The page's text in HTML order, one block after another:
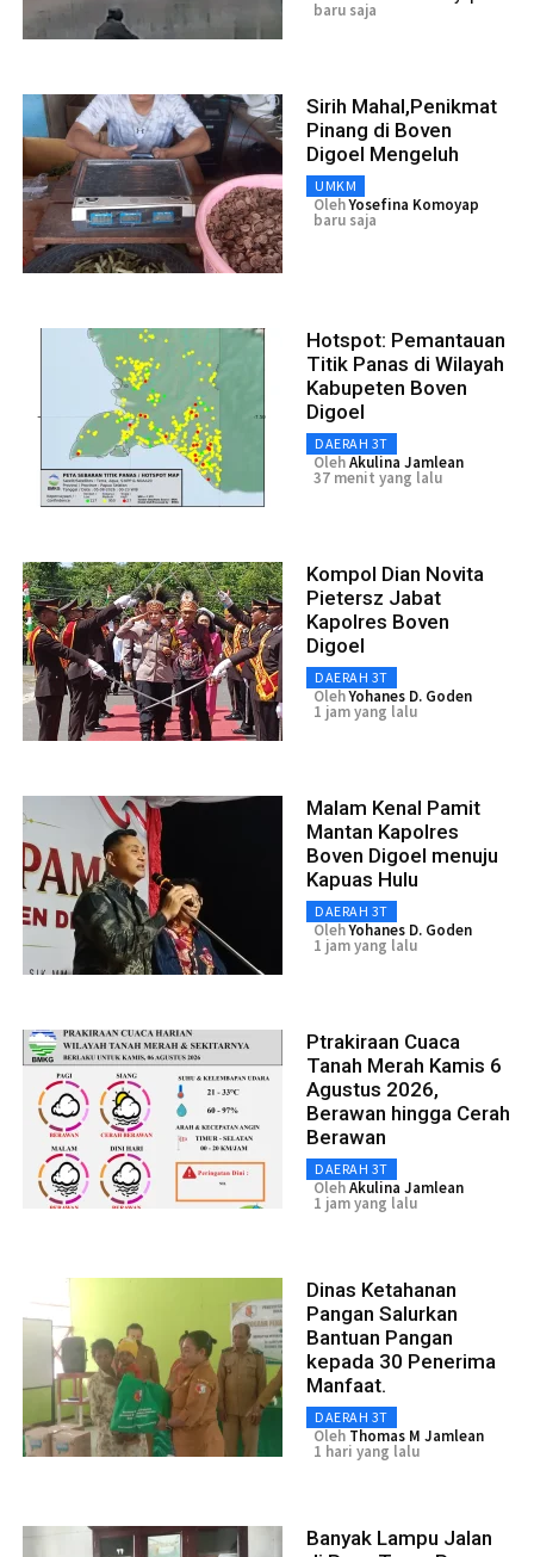
baru saja
Sirih Mahal,Penikmat
Pinang di Boven
Digoel Mengeluh
UMKM
OlehYosefina Komoyap
baru saja
Hotspot: Pemantauan
Titik Panas di Wilayah
Kabupeten Boven
Digoel
DAERAH 3T
OlehAkulina Jamlean
37 menit yang lalu
Kompol Dian Novita
Pietersz Jabat
Kapolres Boven
Digoel
DAERAH 3T
OlehYohanes D. Goden
1 jam yang lalu
Malam Kenal Pamit
Mantan Kapolres
Boven Digoel menuju
Kapuas Hulu
DAERAH 3T
OlehYohanes D. Goden
1 jam yang lalu
Ptrakiraan Cuaca
Tanah Merah Kamis 6
Agustus 2026,
Berawan hingga Cerah
Berawan
DAERAH 3T
OlehAkulina Jamlean
1 jam yang lalu
Dinas Ketahanan
Pangan Salurkan
Bantuan Pangan
kepada 30 Penerima
Manfaat.
DAERAH 3T
Oleh Thomas M Jamlean
1 hari yang lalu
Banyak Lampu Jalan